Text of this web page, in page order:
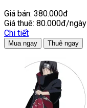
Giá bán: 380.000đ
Giá thuê: 80.000đ/ngày
Chi tiết
Mua ngay Thuê ngay